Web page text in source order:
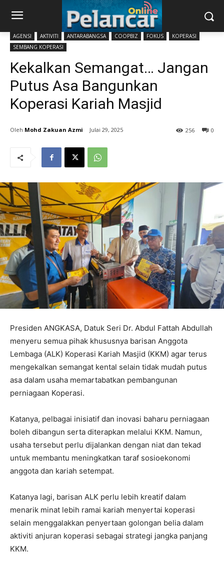
AGENSI AKTIVITI ANTARABANGSA COOPBIZ FOKUS
KOPERASI
SEMBANG KOPERASI
Kekalkan Semangat… Jangan
Putus Asa Bangunkan
Koperasi Kariah Masjid
Mohd Zakuan Azmi Julai 29, 2025 0
256
Presiden ANGKASA, Datuk Seri Dr. Abdul Fattah Abdullah
menyeru semua pihak khususnya barisan Anggota
Lembaga (ALK) Koperasi Kariah Masjid (KKM) agar terus
mengekalkan semangat kental selain tidak mudah putus
asa dalam usaha memartabatkan pembangunan
perniagaan Koperasi.
Katanya, pelbagai inisiatif dan inovasi baharu perniagaan
boleh dibangun serta diterapkan melalui KKM. Namun,
usaha tersebut perlu dijalankan dengan niat dan tekad
untuk membantu meningkatkan taraf sosioekonomi
anggota dan kariah setempat.
Katanya lagi, barisan ALK perlu lebih kreatif dalam
menarik minat lebih ramai kariah menyertai koperasi
selain menggalakkan penyertaan golongan belia dalam
aktiviti anjuran koperasi sebagai strategi jangka panjang
KKM.